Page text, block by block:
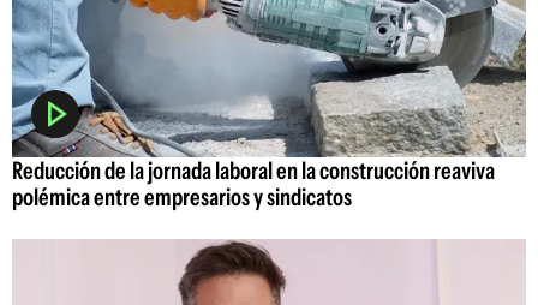
Reducción de la jornada laboral en la construcción reaviva
polémica entre empresarios y sindicatos